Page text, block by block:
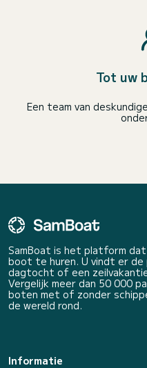
Tot uw
Een team van
SamBoat is het platform
boot te huren. U vindt er
dagtocht of een
Vergelijk meer dan 50 000
boten met of zonder
de wereld rond.
Informatie